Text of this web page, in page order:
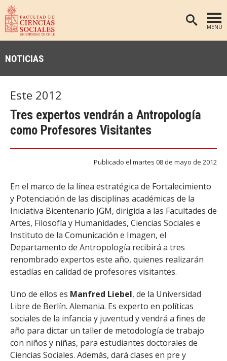
MENÚ
EDUCACIÓN
SOCIOLOGÍA
POSTGRADO
PUBLICACIONES
BIBLIOTECA
ADMISIÓN
ESTUDIANTES
ACADÉMICOS
FUNCIONARIOS
NOTICIAS
Este 2012
Tres expertos vendrán a Antropología
como Profesores Visitantes
Publicado el martes 08 de mayo de 2012
En el marco de la línea estratégica de Fortalecimiento
y Potenciación de las disciplinas académicas de la
Iniciativa Bicentenario JGM, dirigida a las Facultades de
Artes, Filosofía y Humanidades, Ciencias Sociales e
Instituto de la Comunicación e Imagen, el
Departamento de Antropología recibirá a tres
renombrado expertos este año, quienes realizarán
estadías en calidad de profesores visitantes.
Uno de ellos es Manfred Liebel, de la Universidad
Libre de Berlín. Alemania. Es experto en políticas
sociales de la infancia y juventud y vendrá a fines de
año para dictar un taller de metodología de trabajo
con niños y niñas, para estudiantes doctorales de
Ciencias Sociales. Además, dará clases en pre y